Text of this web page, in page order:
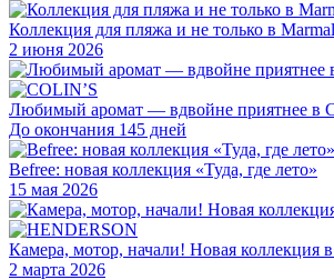
Коллекция для пляжа и не только в
2 июня 2026
Любимый аромат — вдвойне приятнее в
До окончания 145 дней
Befree: новая коллекция «Туда, где лето»
15 мая 2026
Камера, мотор, начали! Новая коллекция
2 марта 2026